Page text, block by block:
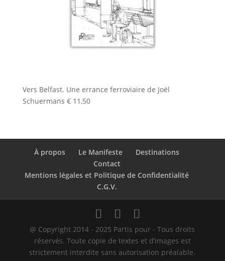
Vers Belfast. Une errance ferroviaire de Joël
Schuermans €11,50
À propos Le Manifeste
Destinations
Contact
Mentions légales et Politique de Confidentialité
C.G.V.
@ Copyright 2014 - 2025 Partis pour - Tous droits
réservés. Toute copie de textes et d’images est
strictement interdite sans autorisation préalable.